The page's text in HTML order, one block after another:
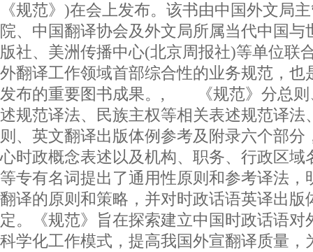
《规范》)在会上发布。该书由中国外文局
院、中国翻译协会及外文局所属当代中国与
版社、美洲传播中心(北京周报社)等单位联
外翻译工作领域首部综合性的业务规范，也
发布的重要图书成果。, 《规范》分总则
述规范译法、民族主权等相关表述规范译法
则、英文翻译出版体例参考及附录六个部分
心时政概念表述以及机构、职务、行政区域
等专有名词提出了通用性原则和参考译法，
翻译的原则和策略，并对时政话语英译出版
定。《规范》旨在探索建立中国时政话语对
科学化工作模式，提高我国外宣翻译质量，